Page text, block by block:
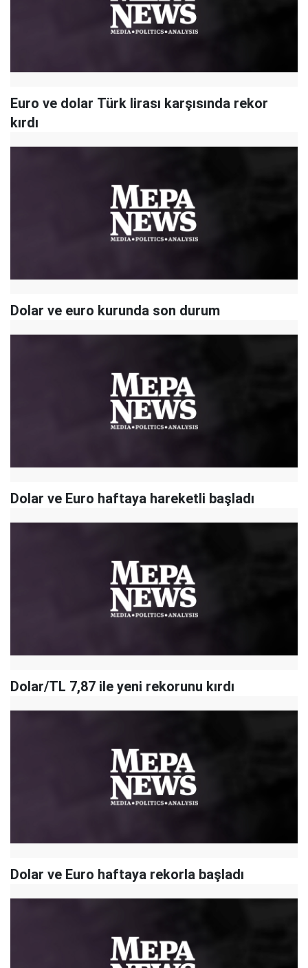
Euro ve dolar Türk lirası karşısında rekor
kırdı
Dolar ve euro kurunda son durum
Dolar ve Euro haftaya hareketli başladı
Dolar/TL 7,87 ile yeni rekorunu kırdı
Dolar ve Euro haftaya rekorla başladı